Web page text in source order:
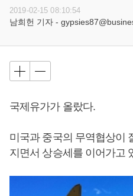
2019-02-15 08:10:54
남희헌 기자 -
국제유가가 올랐다.
미국과 중국의 무역협상이
지면서 상승세를 이어가고